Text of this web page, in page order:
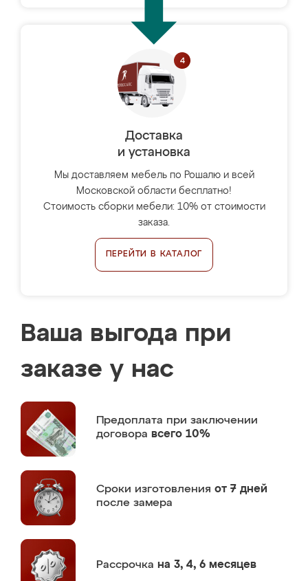
Доставка
и установка
Мы доставляем мебель по Рошалю и всей
Московской области бесплатно!
Стоимость сборки мебели: 10% от стоимости
заказа.
ПЕРЕЙТИ В КАТАЛОГ
Ваша выгода при
заказе у нас
Предоплата при заключении
договора всего 10%
Сроки изготовления от 7 дней
после замера
Рассрочка на 3, 4, 6 месяцев